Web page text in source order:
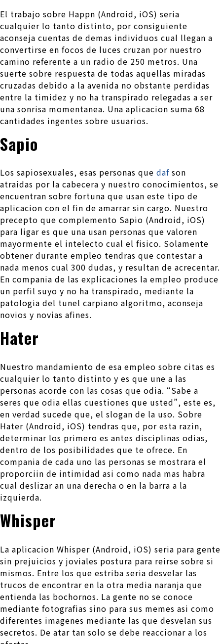
El trabajo sobre Happn (Android, iOS) seri­a
cualquier lo tanto distinto, por consiguiente
aconseja cuentas de demas individuos cual llegan a
convertirse en focos de luces cruzan por nuestro
camino referente a un radio de 250 metros. Una
suerte sobre respuesta de todas aquellas miradas
cruzadas debido a la avenida no obstante perdidas
entre la timidez y no ha transpirado relegadas a ser
una sonrisa momentanea. Una aplicacion suma 68
cantidades ingentes sobre usuarios.
Sapio
Los sapiosexuales, esas personas que daf son
atraidas por la cabecera y nuestro conocimientos, se
encuentran sobre fortuna que usan este tipo de
aplicacion con el fin de amarrar sin cargo. Nuestro
precepto que complemento Sapio (Android, iOS)
para ligar es que una usan personas que valoren
mayormente el intelecto cual el fisico. Solamente
obtener durante empleo tendras que contestar a
nada menos cual 300 dudas, y resultan de acrecentar.
En compania de las explicaciones la empleo produce
un perfil suyo y no ha transpirado, mediante la
patologi­a del tunel carpiano algoritmo, aconseja
novios y novias afines.
Hater
Nuestro mandamiento de esa empleo sobre citas es
cualquier lo tanto distinto y es que une a las
personas acorde con las cosas que odia. “Sabe a
seres que odia ellas cuestiones que usted”, este es,
en verdad sucede que, el slogan de la uso. Sobre
Hater (Android, iOS) tendras que, por esta razin,
determinar los primero es antes disciplinas odias,
dentro de los posibilidades que te ofrece. En
compania de cada uno las personas se mostrara el
proporciin de intimidad asi­ como nada mas habra
cual deslizar an una derecha o en la barra a la
izquierda.
Whisper
La aplicacion Whisper (Android, iOS) seri­a para gente
sin prejuicios y joviales postura para reirse sobre si
mismos. Entre los que estriba seri­a desvelar las
trucos de encontrar en la otra media naranja que
entienda las bochornos. La gente no se conoce
mediante fotografias sino para sus memes asi­ como
diferentes imagenes mediante las que desvelan sus
secretos. De atar tan solo se debe reaccionar a los